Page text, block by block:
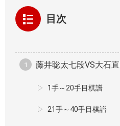
目次
藤井聡太七段VS大石
1手～20手目棋譜
21手～40手目棋譜